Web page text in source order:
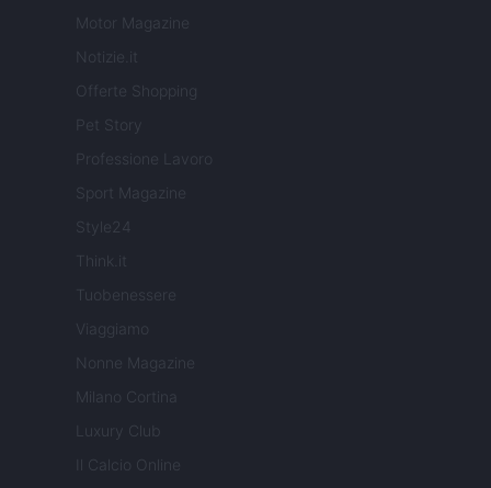
Motor Magazine
Notizie.it
Offerte Shopping
Pet Story
Professione Lavoro
Sport Magazine
Style24
Think.it
Tuobenessere
Viaggiamo
Nonne Magazine
Milano Cortina
Luxury Club
Il Calcio Online